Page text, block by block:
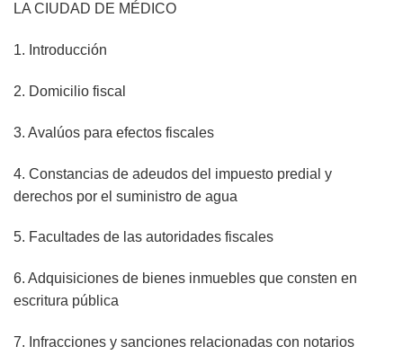
LA CIUDAD DE MÉDICO
1. Introducción
2. Domicilio fiscal
3. Avalúos para efectos fiscales
4. Constancias de adeudos del impuesto predial y
derechos por el suministro de agua
5. Facultades de las autoridades fiscales
6. Adquisiciones de bienes inmuebles que consten en
escritura pública
7. Infracciones y sanciones relacionadas con notarios